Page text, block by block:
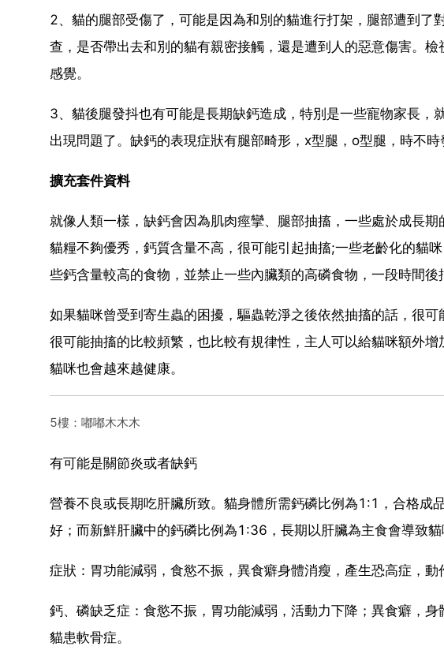
2、貓的腿部受傷了，可能是因為和別的貓進行打架，腿部遭到了
查，是否帶出去和別的貓有親密接觸，還是遭到人的惡意傷害。
感覺。
3、貓後腿發抖也有可能是長期缺鈣造成，特別是一些寵物家長，
出現問題了。缺鈣的表現症狀有腿部畸形，x型腿，o型腿，時不時
擴充套件資料
就像人類一樣，缺鈣會因為肌肉痙攣、腿部抽搐，一些處於成長
貓糧不夠優秀，鈣質含量不高，很可能引起抽搐;一些老齡化的貓
些鈣含量較高的食物，並禁止一些內臟類的高磷食物，一段時間後
如果貓咪曾受到寄生蟲的困擾，驅蟲乾淨之後依然抽搐的話，很
很可能抽搐的比較頻繁，也比較有規律性，主人可以給貓咪額外
貓咪也會越來越健康。
5樓：嘟嘟木木木
有可能是關節炎或者缺鈣
營養不良或長期吃肝臟所致。貓身體所需鈣磷比例為1:1，合格成
好；而新鮮肝臟中的鈣磷比例為1:36，長期以肝臟為主食會導致貓
症狀：胃功能減弱，食慾不振，異食癖身體消瘦，產生恐高症，動
鈣、磷缺乏症：食慾不振，胃功能減弱，活動力下降；異食癖，
貓患軟骨症。